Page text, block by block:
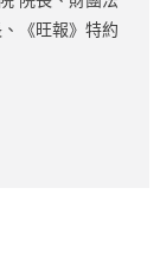
《旺報》特約